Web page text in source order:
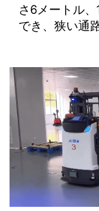
さ6メートル
でき、狭い通